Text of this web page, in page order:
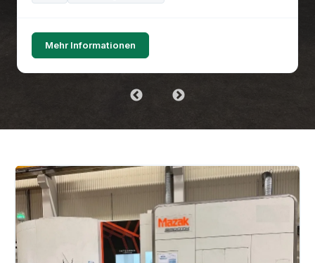
Mehr Informationen